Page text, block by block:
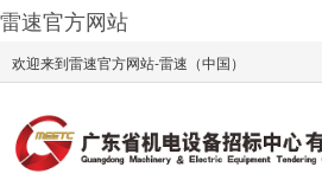
雷速官方网站
欢迎来到雷速官方网站-雷速（中国）